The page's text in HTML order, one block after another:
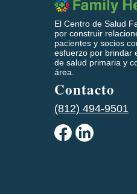
El Centro de Salud
por construir
pacientes y socios
esfuerzo por brindar
de salud primaria y
área.
Contacto
(812) 494-9501